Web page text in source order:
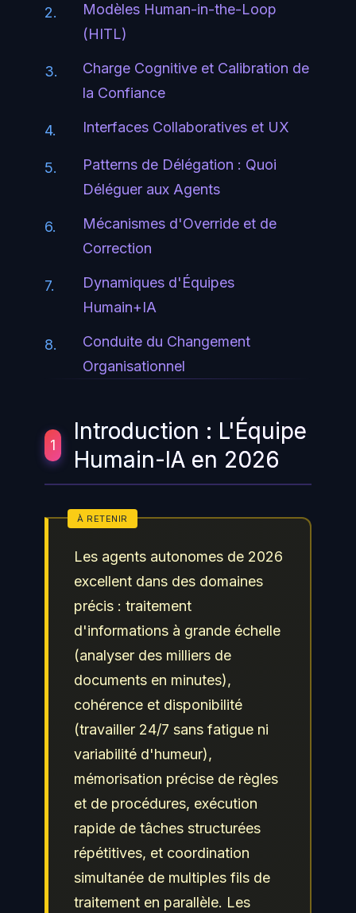
2.
Modèles Human-in-the-Loop
(HITL)
3.
Charge Cognitive et Calibration de
la Confiance
4. Interfaces Collaboratives et UX
5.
Patterns de Délégation : Quoi
Déléguer aux Agents
6.
Mécanismes d'Override et de
Correction
7.
Dynamiques d'Équipes
Humain+IA
8.
Conduite du Changement
Organisationnel
1
Introduction : L'Équipe
Humain-IA en 2026
Les agents autonomes de 2026
excellent dans des domaines
précis : traitement
d'informations à grande échelle
(analyser des milliers de
documents en minutes),
cohérence et disponibilité
(travailler 24/7 sans fatigue ni
variabilité d'humeur),
mémorisation précise de règles
et de procédures, exécution
rapide de tâches structurées
répétitives, et coordination
simultanée de multiples fils de
traitement en parallèle. Les